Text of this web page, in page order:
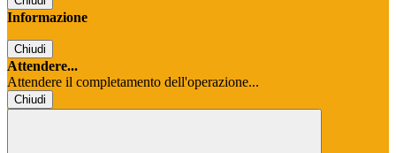
Informazione
Chiudi
Attendere...
Attendere il completamento dell'operazione...
Chiudi